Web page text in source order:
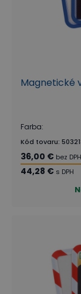
Magnetické
Farba:
Kód tovaru:
36,00 € bez DPH
44,28 € s DPH